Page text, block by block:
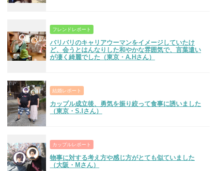
フレンドレポート
バリバリのキャリアウーマンをイメージしていたけ
ど、会うとはんなりした和やかな雰囲気で、言葉遣い
が凄く綺麗でした（東京・A.Hさん）
結婚レポート
カップル成立後、勇気を振り絞って食事に誘いました
（東京・S.Iさん）
カップルレポート
物事に対する考え方や感じ方がとても似ていました
（大阪・Mさん）